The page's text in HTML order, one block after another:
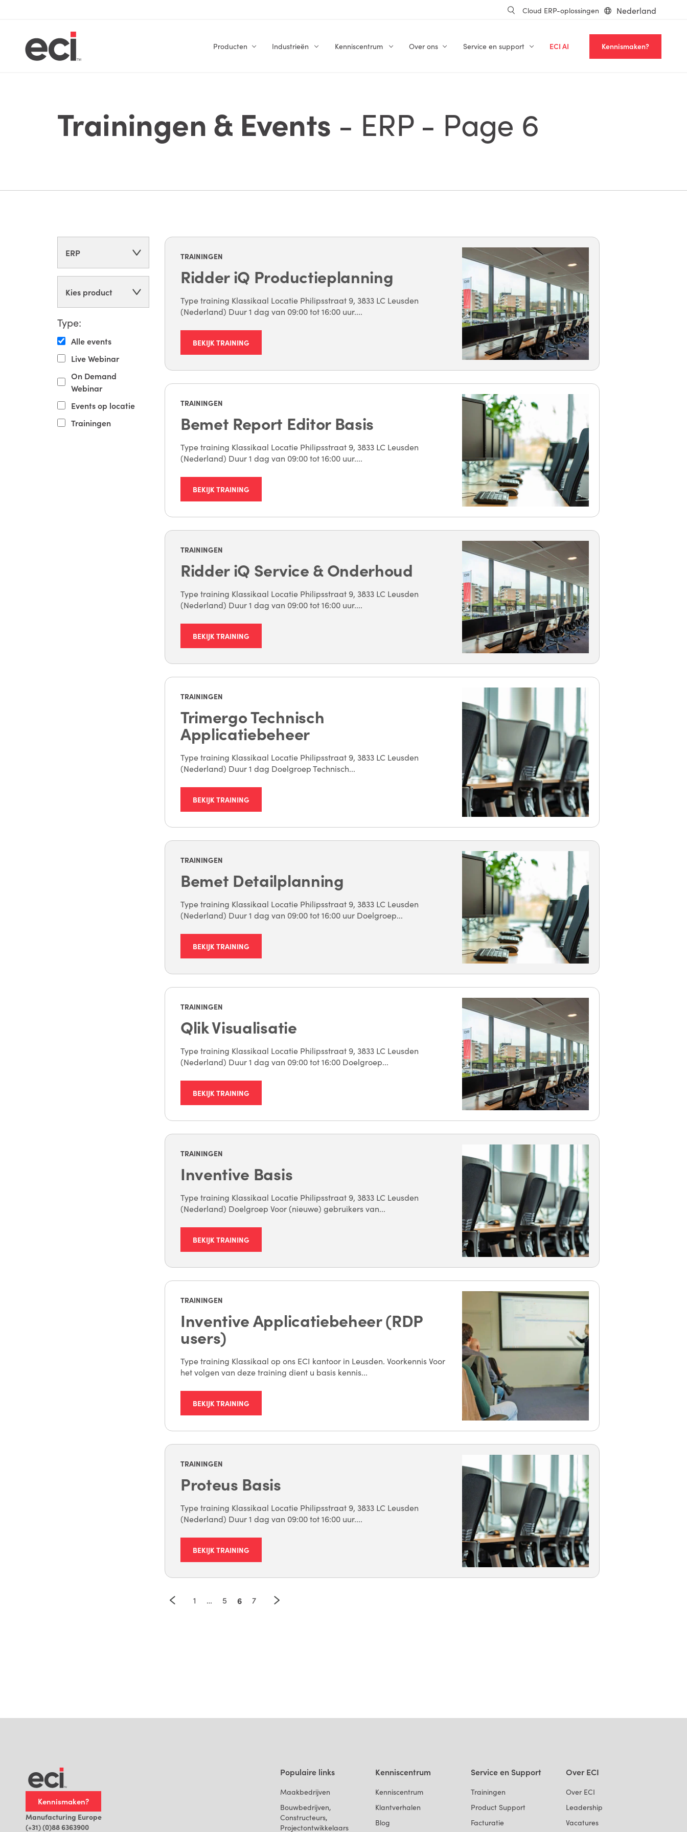
Cloud ERP-oplossingen Nederland
Producten Industrieën Kenniscentrum Over ons Service en support ECI AI Kennismaken?
Trainingen & Events - ERP - Page 6
ERP
Kies product
Type:
Alle events
Live Webinar
On Demand
Webinar
Events op locatie
Trainingen
TRAININGEN
Ridder iQ Productieplanning
Type training Klassikaal Locatie Philipsstraat 9, 3833 LC Leusden
(Nederland) Duur 1 dag van 09:00 tot 16:00 uur....
BEKIJK TRAINING
TRAININGEN
Bemet Report Editor Basis
Type training Klassikaal Locatie Philipsstraat 9, 3833 LC Leusden
(Nederland) Duur 1 dag van 09:00 tot 16:00 uur....
BEKIJK TRAINING
TRAININGEN
Ridder iQ Service & Onderhoud
Type training Klassikaal Locatie Philipsstraat 9, 3833 LC Leusden
(Nederland) Duur 1 dag van 09:00 tot 16:00 uur....
BEKIJK TRAINING
TRAININGEN
Trimergo Technisch
Applicatiebeheer
Type training Klassikaal Locatie Philipsstraat 9, 3833 LC Leusden
(Nederland) Duur 1 dag Doelgroep Technisch...
BEKIJK TRAINING
TRAININGEN
Bemet Detailplanning
Type training Klassikaal Locatie Philipsstraat 9, 3833 LC Leusden
(Nederland) Duur 1 dag van 09:00 tot 16:00 uur Doelgroep...
BEKIJK TRAINING
TRAININGEN
Qlik Visualisatie
Type training Klassikaal Locatie Philipsstraat 9, 3833 LC Leusden
(Nederland) Duur 1 dag van 09:00 tot 16:00 Doelgroep...
BEKIJK TRAINING
TRAININGEN
Inventive Basis
Type training Klassikaal Locatie Philipsstraat 9, 3833 LC Leusden
(Nederland) Doelgroep Voor (nieuwe) gebruikers van...
BEKIJK TRAINING
TRAININGEN
Inventive Applicatiebeheer (RDP
users)
Type training Klassikaal op ons ECI kantoor in Leusden. Voorkennis Voor
het volgen van deze training dient u basis kennis...
BEKIJK TRAINING
TRAININGEN
Proteus Basis
Type training Klassikaal Locatie Philipsstraat 9, 3833 LC Leusden
(Nederland) Duur 1 dag van 09:00 tot 16:00 uur....
BEKIJK TRAINING
1 … 5 6 7
Kennismaken?
Manufacturing Europe
(+31) (0)88 6363900
Populaire links
Maakbedrijven
Bouwbedrijven,
Constructeurs,
Projectontwikkelaars
Kenniscentrum
Kenniscentrum
Klantverhalen
Blog
Service en Support
Trainingen
Product Support
Facturatie
Over ECI
Over ECI
Leadership
Vacatures